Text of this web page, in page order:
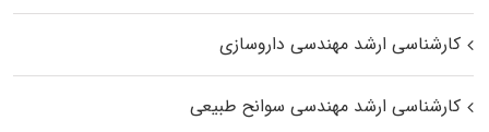
کارشناسی ارشد مهندسی داروسازی
کارشناسی ارشد مهندسی سوانح طبیعی